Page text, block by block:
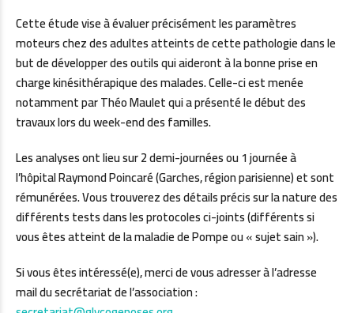
Cette étude vise à évaluer précisément les paramètres
moteurs chez des adultes atteints de cette pathologie dans le
but de développer des outils qui aideront à la bonne prise en
charge kinésithérapique des malades. Celle-ci est menée
notamment par Théo Maulet qui a présenté le début des
travaux lors du week-end des familles.
Les analyses ont lieu sur 2 demi-journées ou 1 journée à
l’hôpital Raymond Poincaré (Garches, région parisienne) et sont
rémunérées. Vous trouverez des détails précis sur la nature des
différents tests dans les protocoles ci-joints (différents si
vous êtes atteint de la maladie de Pompe ou « sujet sain »).
Si vous êtes intéressé(e), merci de vous adresser à l’adresse
mail du secrétariat de l’association :